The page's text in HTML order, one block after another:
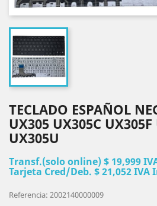
TECLADO ESPAÑOL
UX305 UX305C
UX305U
Transf.(solo online) $ 19,999
Tarjeta Cred/Deb. $ 21,052 IVA
Referencia: 2002140000009